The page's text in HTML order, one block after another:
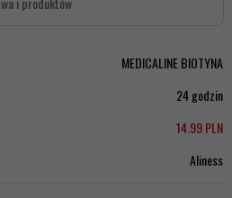
MEDICALINE BIOTYNA
24 godzin
14.99 PLN
Aliness